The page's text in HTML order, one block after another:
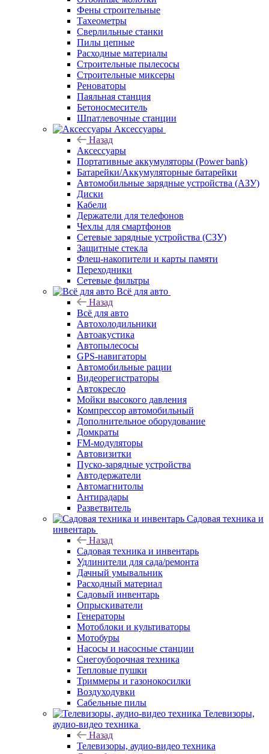
Фены строительные
Тахеометры
Сверлильные станки
Пилы цепные
Расходные материалы
Строительные пылесосы
Строительные миксеры
Реноваторы
Паяльная станция
Бетоносмеситель
Шпатлевочные станции
Аксессуары
Назад
Аксессуары
Портативные аккумуляторы (Power bank)
Батарейки/Аккумуляторные батарейки
Автомобильные зарядные устройства (АЗУ)
Диски
Кабели
Держатели для телефонов
Чехлы для смартфонов
Сетевые зарядные устройства (СЗУ)
Защитные стекла
Флеш-накопители и карты памяти
Переходники
Сетевые фильтры
Всё для авто
Назад
Всё для авто
Автохолодильники
Автоакустика
Автопылесосы
GPS-навигаторы
Автомобильные рации
Видеорегистраторы
Автокресло
Мойки высокого давления
Компрессор автомобильный
Дополнительное оборудование
Домкраты
FM-модуляторы
Автовизитки
Пуско-зарядные устройства
Автодержатели
Автомагнитолы
Антирадары
Разветвитель
Садовая техника и
инвентарь
Назад
Садовая техника и инвентарь
Удлинители для сада/ремонта
Дачный умывальник
Расходный материал
Садовый инвентарь
Опрыскиватели
Генераторы
Мотоблоки и культиваторы
Мотобуры
Насосы и насосные станции
Снегоуборочная техника
Тепловые пушки
Триммеры и газонокосилки
Воздуходувки
Сабельные пилы
Телевизоры,
аудио-видео техника
Назад
Телевизоры, аудио-видео техника